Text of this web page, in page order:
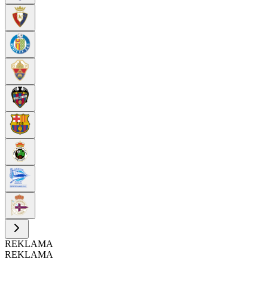
REKLAMA
REKLAMA